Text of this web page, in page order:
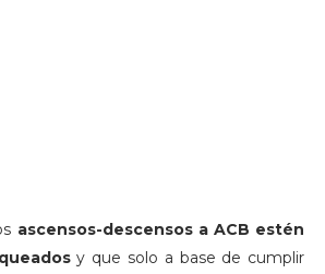
ascensos-descensos a ACB estén
y que solo a base de cumplir